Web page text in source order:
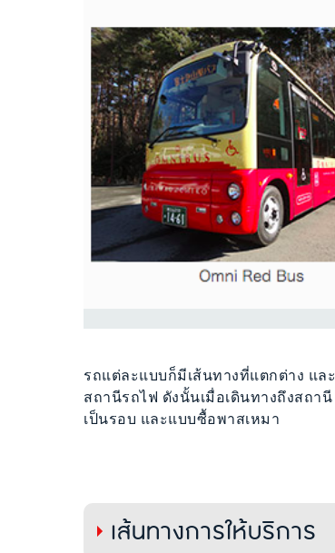
รถแต่ละแบบก็มีเส้นทางที่แตกต่าง แ
สถานีรถไฟ ดังนั้นเมื่อเดินทางถึงสถา
เป็นรอบ และแบบซื้อพาสเหมา
เส้นทางการให้บริการ